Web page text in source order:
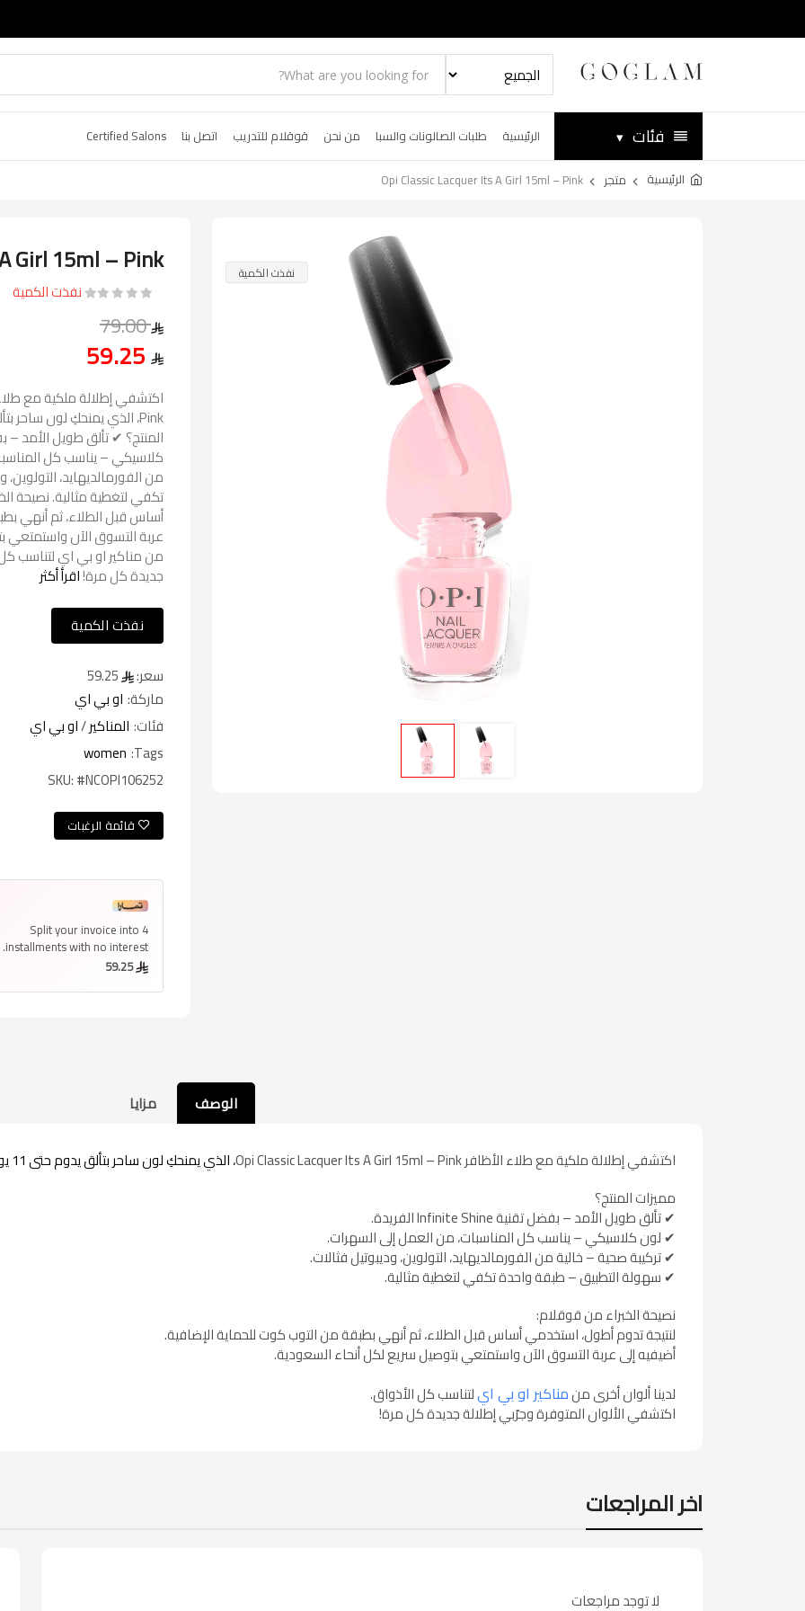
فئات ▾ الرئيسية طلبات الصالونات والسبا من نحن قوقلام للتدريب اتصل بنا Certified Salons
الرئيسية متجر Opi Classic Lacquer Its A Girl 15ml – Pink
نفذت الكمية Girl 15ml – Pink
نفذت الكمية
79.00
كلاسيكي – يناسب كل
من الفورمالديهايد،
تكفي لتغطية مثالية. نصيحة
أساس قبل الطلاء، ثم أنهي
عربة التسوق الآن واستمتعي
من مناكير او بي اي لتناسب
جديدة كل مرة!اقرأ أكثر
نفذت الكمية
سعر:
ماركة: او بي اي
فئات: المناكير/او بي اي
Tags:
women
SKU:#NCOPI106252
قائمة الرغبات
Split your invoice into 4
installmentswith no interest.
59.25
الوصف مزايا
اكتشفي إطلالة ملكية مع طلاء الأظافر Opi Classic Lacquer Its A Girl 15ml – Pink
، الذي يمنحكِ لون ساحر بتألق يدوم حتى 11 يومًا دون تشقق أو تقشير!
مميزات المنتج؟
✔ تألق طويل الأمد – بفضل تقنية Infinite Shine الفريدة.
✔ لون كلاسيكي – يناسب كل المناسبات، من العمل إلى السهرات.
✔ تركيبة صحية – خالية من الفورمالديهايد، التولوين، وديبوتيل فثالات.
✔ سهولة التطبيق – طبقة واحدة تكفي لتغطية مثالية.
نصيحة الخبراء من قوقلام:
لنتيجة تدوم أطول، استخدمي أساس قبل الطلاء، ثم أنهي بطبقة من التوب كوت للحماية الإضافية.
أضيفيه إلى عربة التسوق الآن واستمتعي بتوصيل سريع لكل أنحاء السعودية.
لدينا ألوان أخرى منمناكير او بي ايلتناسب كل الأذواق.
اكتشفي الألوان المتوفرة وجرّبي إطلالة جديدة كل مرة!
اخر المراجعات
لا توجد مراجعات